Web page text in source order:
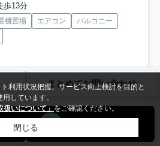
歩13分
機置場 エアコン
バルコニー
不在の場合でも、最短の時間で荷物を受け
をカメラで確認できるTVインタ...もっと見
まとめてお問い合わせ
利用状況把握、サービス向上検討を目的と
しています。
扱いについて」をご確認ください。
閉じる